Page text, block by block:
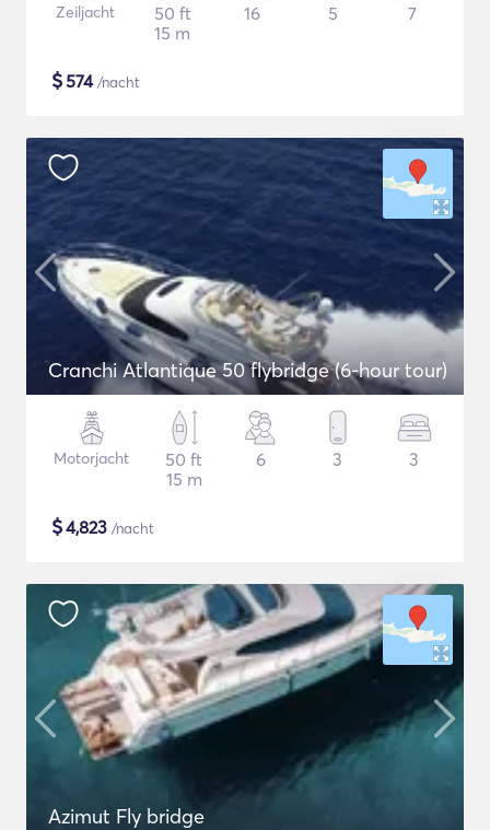
Zeiljacht
50 ft
15 m
16 5 7
$574/nacht
Cranchi Atlantique 50 flybridge (6-hour tour)
Motorjacht
50 ft
15 m
6 3 3
$4,823 /nacht
Azimut Fly bridge